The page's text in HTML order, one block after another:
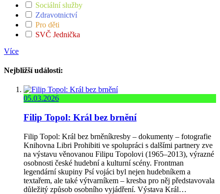
Sociální služby
Zdravotnictví
Pro děti
SVČ Jednička
Více
Nejbližší události:
05.03.2026
Filip Topol: Král bez brnění
Filip Topol: Král bez brněníkresby – dokumenty – fotografie
Knihovna Libri Prohibiti ve spolupráci s dalšími partnery zve
na výstavu věnovanou Filipu Topolovi (1965–2013), výrazné
osobnosti české hudební a kulturní scény. Frontman
legendární skupiny Psí vojáci byl nejen hudebníkem a
textařem, ale také výtvarníkem – kresba pro něj představovala
důležitý způsob osobního vyjádření. Výstava Král…